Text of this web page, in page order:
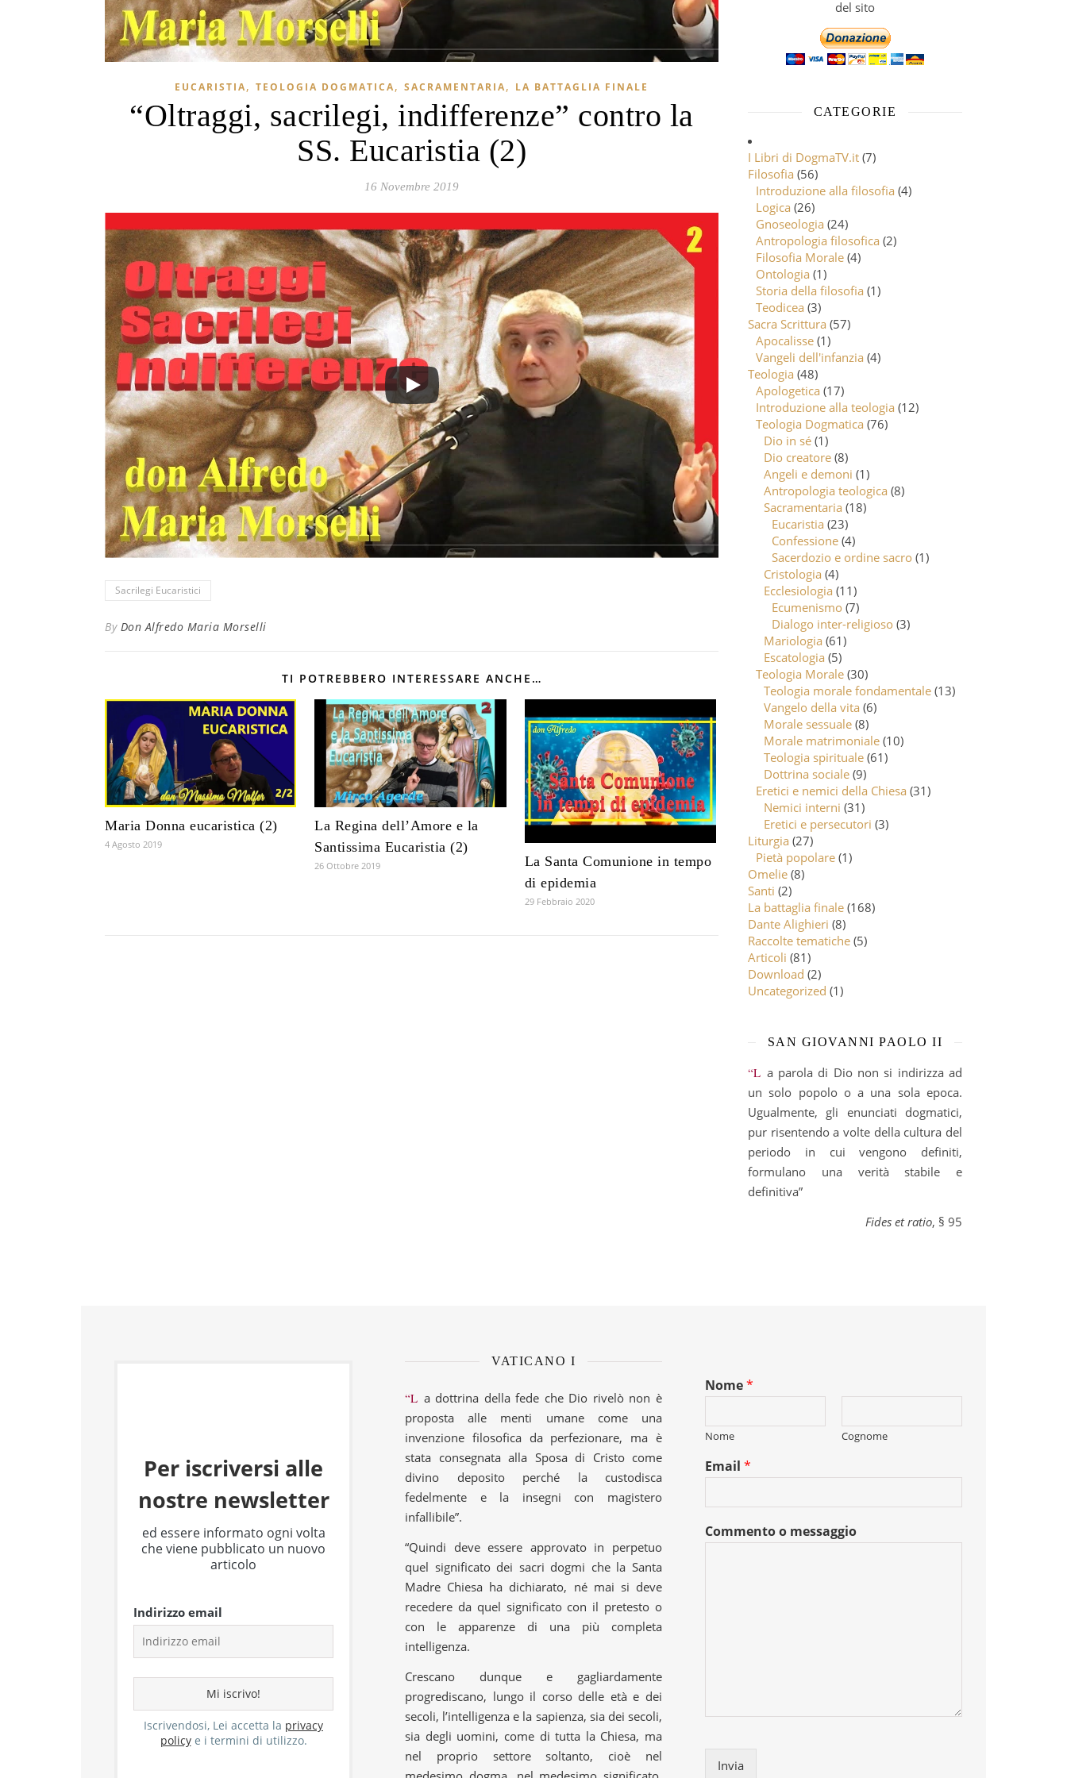
EUCARISTIA, TEOLOGIA DOGMATICA, SACRAMENTARIA, LA BATTAGLIA FINALE
“Oltraggi, sacrilegi, indifferenze” contro la
SS. Eucaristia (2)
16 Novembre 2019
Sacrilegi Eucaristici
By Don Alfredo Maria Morselli
TI POTREBBERO INTERESSARE ANCHE…
Maria Donna eucaristica (2)
4 Agosto 2019
La Regina dell’Amore e la
Santissima Eucaristia (2)
26 Ottobre 2019
La Santa Comunione in tempo
di epidemia
29 Febbraio 2020
del sito
CATEGORIE
I Libri di DogmaTV.it (7)
Filosofia (56)
Introduzione alla filosofia (4)
Logica (26)
Gnoseologia (24)
Antropologia filosofica (2)
Filosofia Morale (4)
Ontologia (1)
Storia della filosofia (1)
Teodicea (3)
Sacra Scrittura (57)
Apocalisse (1)
Vangeli dell'infanzia (4)
Teologia (48)
Apologetica (17)
Introduzione alla teologia (12)
Teologia Dogmatica (76)
Dio in sé (1)
Dio creatore (8)
Angeli e demoni (1)
Antropologia teologica (8)
Sacramentaria (18)
Eucaristia (23)
Confessione (4)
Sacerdozio e ordine sacro (1)
Cristologia (4)
Ecclesiologia (11)
Ecumenismo (7)
Dialogo inter-religioso (3)
Mariologia (61)
Escatologia (5)
Teologia Morale (30)
Teologia morale fondamentale (13)
Vangelo della vita (6)
Morale sessuale (8)
Morale matrimoniale (10)
Teologia spirituale (61)
Dottrina sociale (9)
Eretici e nemici della Chiesa (31)
Nemici interni (31)
Eretici e persecutori (3)
Liturgia (27)
Pietà popolare (1)
Omelie (8)
Santi (2)
La battaglia finale (168)
Dante Alighieri (8)
Raccolte tematiche (5)
Articoli (81)
Download (2)
Uncategorized (1)
SAN GIOVANNI PAOLO II
“La parola di Dio non si indirizza ad
un solo popolo o a una sola epoca.
Ugualmente, gli enunciati dogmatici,
pur risentendo a volte della cultura del
periodo in cui vengono definiti,
formulano una verità stabile e
definitiva”
Fides et ratio, § 95
Per iscriversi alle
nostre newsletter
ed essere informato ogni volta
che viene pubblicato un nuovo
articolo
Indirizzo email
Iscrivendosi, Lei accetta la privacy
policye i termini di utilizzo.
VATICANO I
“La dottrina della fede che Dio rivelò non è
proposta alle menti umane come una
invenzione filosofica da perfezionare, ma è
stata consegnata alla Sposa di Cristo come
divino deposito perché la custodisca
fedelmente e la insegni con magistero
infallibile”.
“Quindi deve essere approvato in perpetuo
quel significato dei sacri dogmi che la Santa
Madre Chiesa ha dichiarato, né mai si deve
recedere da quel significato con il pretesto o
con le apparenze di una più completa
intelligenza.
Crescano dunque e gagliardamente
progrediscano, lungo il corso delle età e dei
secoli, l’intelligenza e la sapienza, sia dei secoli,
sia degli uomini, come di tutta la Chiesa, ma
nel proprio settore soltanto, cioè nel
Nome*
Nome Cognome
Email *
Commento o messaggio
Invia